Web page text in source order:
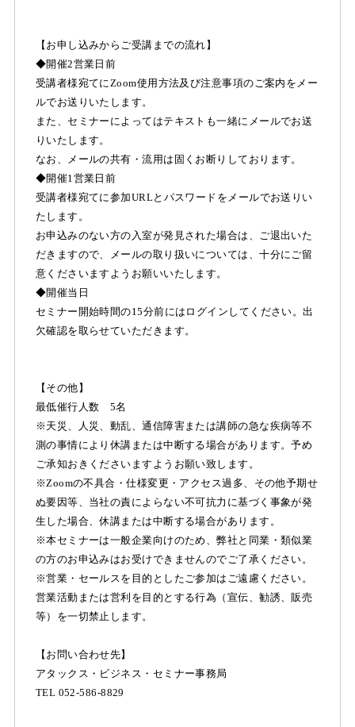
【お申し込みからご受講までの流れ】
◆開催2営業日前
受講者様宛てにZoom使用方法及び注意事項のご案内をメー
ルでお送りいたします。
また、セミナーによってはテキストも一緒にメールでお送
りいたします。
なお、メールの共有・流用は固くお断りしております。
◆開催1営業日前
受講者様宛てに参加URLとパスワードをメールでお送りい
たします。
お申込みのない方の入室が発見された場合は、ご退出いた
だきますので、メールの取り扱いについては、十分にご留
意くださいますようお願いいたします。
◆開催当日
セミナー開始時間の15分前にはログインしてください。出
欠確認を取らせていただきます。
【その他】
最低催行人数 5名
※天災、人災、動乱、通信障害または講師の急な疾病等不
測の事情により休講または中断する場合があります。予め
ご承知おきくださいますようお願い致します。
※Zoomの不具合・仕様変更・アクセス過多、その他予期せ
ぬ要因等、当社の責によらない不可抗力に基づく事象が発
生した場合、休講または中断する場合があります。
※本セミナーは一般企業向けのため、弊社と同業・類似業
の方のお申込みはお受けできませんのでご了承ください。
※営業・セールスを目的としたご参加はご遠慮ください。
営業活動または営利を目的とする行為（宣伝、勧誘、販売
等）を一切禁止します。
【お問い合わせ先】
アタックス・ビジネス・セミナー事務局
TEL 052-586-8829